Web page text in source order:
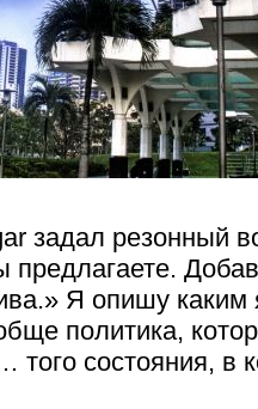
задал резонный
предлагаете.
Я опишу
политика,
того состояния, в